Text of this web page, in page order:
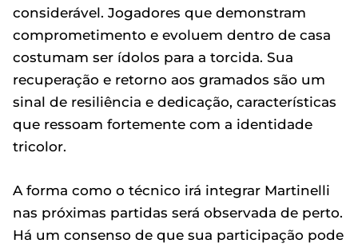
considerável. Jogadores que demonstram
comprometimento e evoluem dentro de casa
costumam ser ídolos para a torcida. Sua
recuperação e retorno aos gramados são um
sinal de resiliência e dedicação, características
que ressoam fortemente com a identidade
tricolor.
A forma como o técnico irá integrar Martinelli
nas próximas partidas será observada de perto.
Há um consenso de que sua participação pode